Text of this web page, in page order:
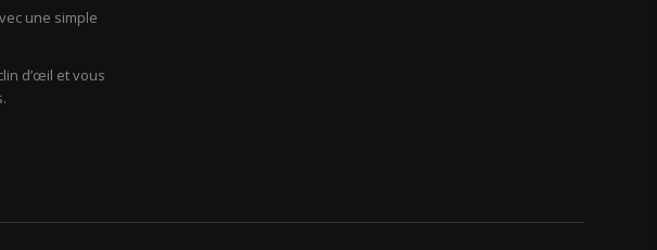
une simple
d’œil et vous